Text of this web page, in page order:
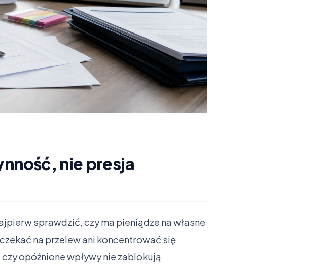
nie presja
sprawdzić, czy ma pieniądze na własne
na przelew ani koncentrować się
opóźnione wpływy nie zablokują